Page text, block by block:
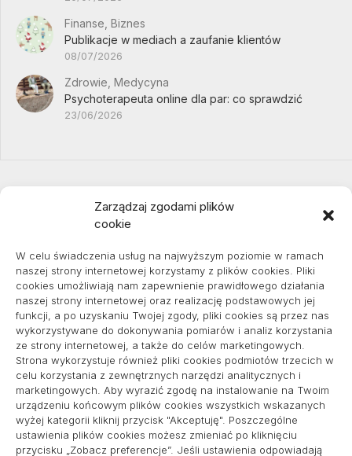
Zarządzaj zgodami plików
cookie
W celu świadczenia usług na najwyższym poziomie w ramach
naszej strony internetowej korzystamy z plików cookies. Pliki
cookies umożliwiają nam zapewnienie prawidłowego działania
naszej strony internetowej oraz realizację podstawowych jej
funkcji, a po uzyskaniu Twojej zgody, pliki cookies są przez nas
wykorzystywane do dokonywania pomiarów i analiz korzystania
ze strony internetowej, a także do celów marketingowych.
Strona wykorzystuje również pliki cookies podmiotów trzecich w
celu korzystania z zewnętrznych narzędzi analitycznych i
marketingowych. Aby wyrazić zgodę na instalowanie na Twoim
urządzeniu końcowym plików cookies wszystkich wskazanych
wyżej kategorii kliknij przycisk "Akceptuję". Poszczególne
ustawienia plików cookies możesz zmieniać po kliknięciu
przycisku „Zobacz preferencje”. Jeśli ustawienia odpowiadają
Finanse, Biznes
Publikacje w mediach a zaufanie klientów
08/07/2026
Zdrowie, Medycyna
Psychoterapeuta online dla par: co sprawdzić
23/06/2026
pozycjonowanie lokalne
Informacje
Polityka plików cookies (EU)
Polityka prywatności